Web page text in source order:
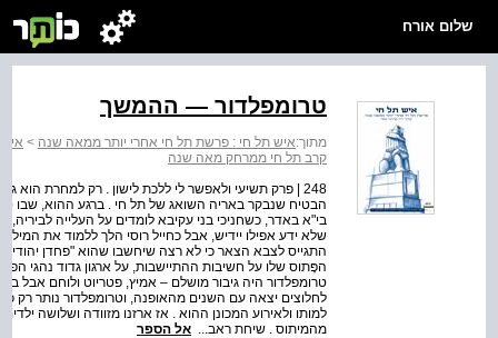
שלום אורח
טרומפלדור — ההמשך
מתוך:איש תל חי : פרשת תל חי אחרי יותר ממאה שנה >
קרב תל חי ממרחק מאה שנה
248 | פרק תשיעי ולאפשר לי ללכת לישון . רק למחרת
הבטיח שנבקר באריה השואג של תל חי . ברגע ההוא, שבו
בי"א באדר, כשחניכי בני עקיבא לומדים על העלייה
שלא ידע אפילו יידיש, אבל כחייל רוסי הלך ללמוד את
התגייס לצבא הצאר כי לא רצה שיחשבו שהוא "פחדן
הפָּתוס שלו על חשיבות ההתיישבות, על ארגון גדוד נהגי
טרומפלדור היה גיבור מושלם – אמיץ, פטריוט ולוחם אבל
לחלוצים יצאה עם השנים מהאופנה, וטרומפלדור נותר רק
למותו ולאירוע המכונן ההוא . אז ארזנו מזוודה ושלושה
מהמיתוס . שיחת ראב... אל הספר